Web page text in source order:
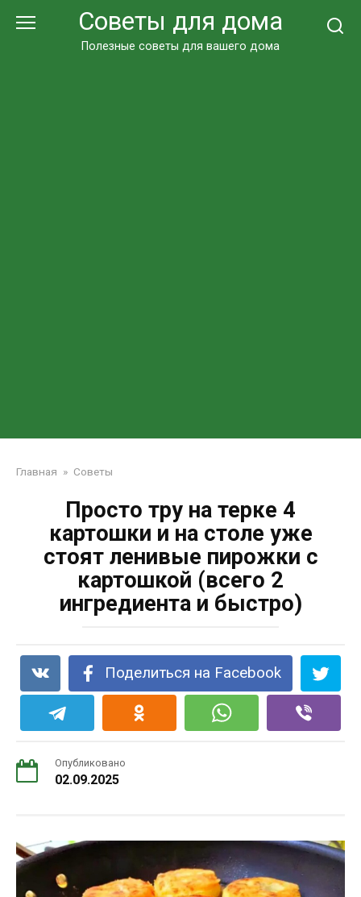
Советы для дома
Полезные советы для вашего дома
Главная » Советы
Просто тру на терке 4
картошки и на столе уже
стоят ленивые пирожки с
картошкой (всего 2
ингредиента и быстро)
Поделиться на Facebook
Опубликовано
02.09.2025